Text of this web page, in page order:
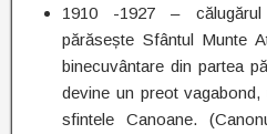
1910 -1927 –
părăsește Sfântul Munte
binecuvântare din partea
devine un preot
sfintele Canoane.